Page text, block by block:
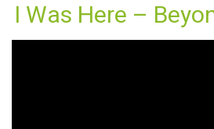
I Was Here –